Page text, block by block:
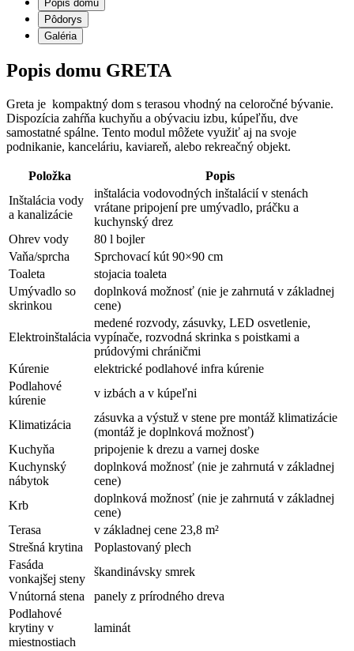
Popis domu
Pôdorys
Galéria
Popis domu GRETA
Greta je kompaktný dom s terasou vhodný na celoročné bývanie.
Dispozícia zahŕňa kuchyňu a obývaciu izbu, kúpeľňu, dve
samostatné spálne. Tento modul môžete využiť aj na svoje
podnikanie, kanceláriu, kaviareň, alebo rekreačný objekt.
Položka
Popis
Inštalácia vody
a kanalizácie
inštalácia vodovodných inštalácií v stenách
vrátane pripojení pre umývadlo, práčku a
kuchynský drez
Ohrev vody
80 l bojler
Vaňa/sprcha
Sprchovací kút 90×90 cm
Toaleta
stojacia toaleta
Umývadlo so
skrinkou
doplnková možnosť (nie je zahrnutá v základnej
cene)
Elektroinštalácia
medené rozvody, zásuvky, LED osvetlenie,
vypínače, rozvodná skrinka s poistkami a
prúdovými chráničmi
Kúrenie
elektrické podlahové infra kúrenie
Podlahové
kúrenie
v izbách a v kúpeľni
Klimatizácia
zásuvka a výstuž v stene pre montáž klimatizácie
(montáž je doplnková možnosť)
Kuchyňa
pripojenie k drezu a varnej doske
Kuchynský
nábytok
doplnková možnosť (nie je zahrnutá v základnej
cene)
Krb
doplnková možnosť (nie je zahrnutá v základnej
cene)
Terasa
v základnej cene 23,8 m²
Strešná krytina
Poplastovaný plech
Fasáda
vonkajšej steny
škandinávsky smrek
Vnútorná stena
panely z prírodného dreva
Podlahové
krytiny v
miestnostiach
laminát